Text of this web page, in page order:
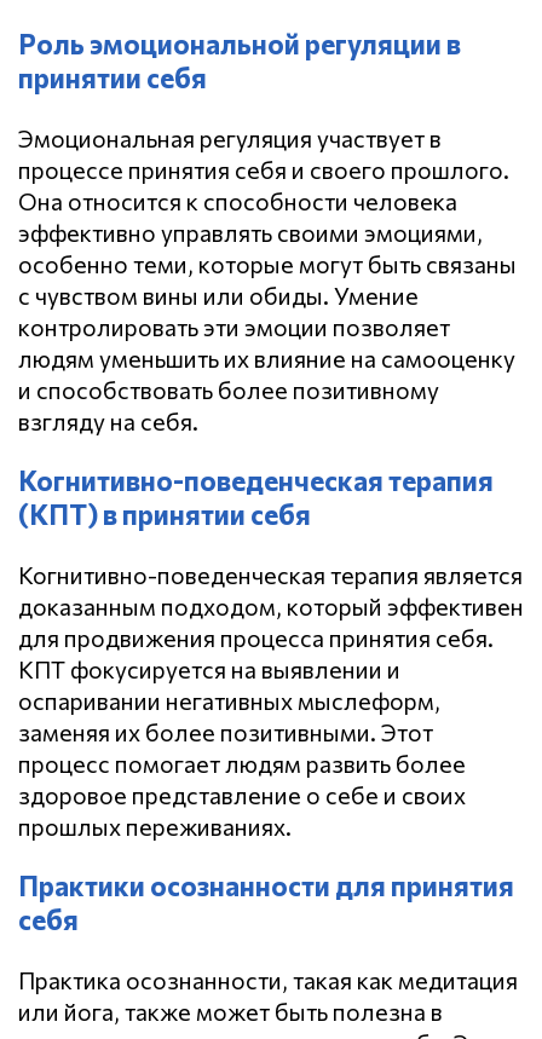
Роль эмоциональной регуляции в
принятии себя
Эмоциональная регуляция участвует в
процессе принятия себя и своего прошлого.
Она относится к способности человека
эффективно управлять своими эмоциями,
особенно теми, которые могут быть связаны
с чувством вины или обиды. Умение
контролировать эти эмоции позволяет
людям уменьшить их влияние на самооценку
и способствовать более позитивному
взгляду на себя.
Когнитивно-поведенческая терапия
(КПТ) в принятии себя
Когнитивно-поведенческая терапия является
доказанным подходом, который эффективен
для продвижения процесса принятия себя.
КПТ фокусируется на выявлении и
оспаривании негативных мыслеформ,
заменяя их более позитивными. Этот
процесс помогает людям развить более
здоровое представление о себе и своих
прошлых переживаниях.
Практики осознанности для принятия
себя
Практика осознанности, такая как медитация
или йога, также может быть полезна в